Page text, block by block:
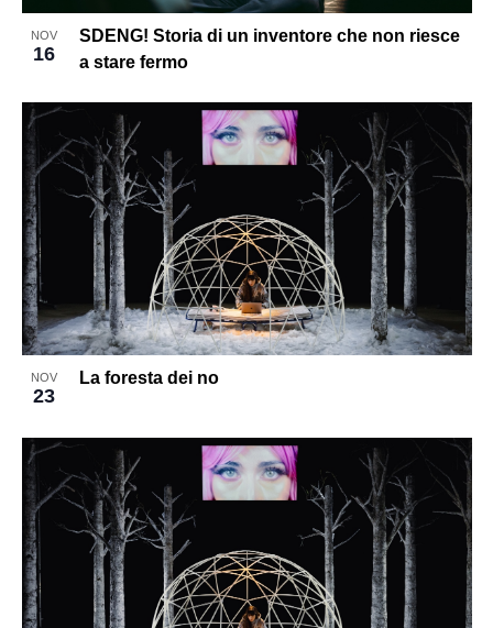
NOV
16
SDENG! Storia di un inventore che non riesce
a stare fermo
NOV
23
La foresta dei no